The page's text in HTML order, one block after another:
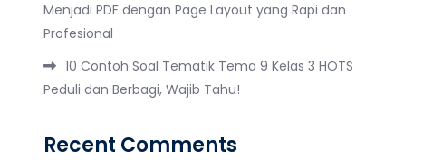
Menjadi PDF dengan Page Layout yang Rapi dan
Profesional
10 Contoh Soal Tematik Tema 9 Kelas 3 HOTS
Peduli dan Berbagi, Wajib Tahu!
Recent Comments